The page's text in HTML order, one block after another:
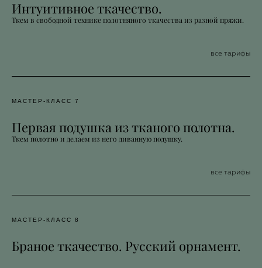
Интуитивное ткачество.
Ткем в свободной технике полотняного ткачества из разной пряжи.
все тарифы
МАСТЕР-КЛАСС 7
Первая подушка из тканого полотна.
Ткем полотно и делаем из него диванную подушку.
все тарифы
МАСТЕР-КЛАСС 8
Браное ткачество. Русский орнамент.